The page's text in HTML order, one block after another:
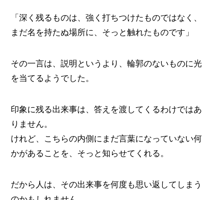
「深く残るものは、強く打ちつけたものではなく、
まだ名を持たぬ場所に、そっと触れたものです」
その一言は、説明というより、輪郭のないものに光
を当てるようでした。
印象に残る出来事は、答えを渡してくるわけではあ
りません。
けれど、こちらの内側にまだ言葉になっていない何
かがあることを、そっと知らせてくれる。
だから人は、その出来事を何度も思い返してしまう